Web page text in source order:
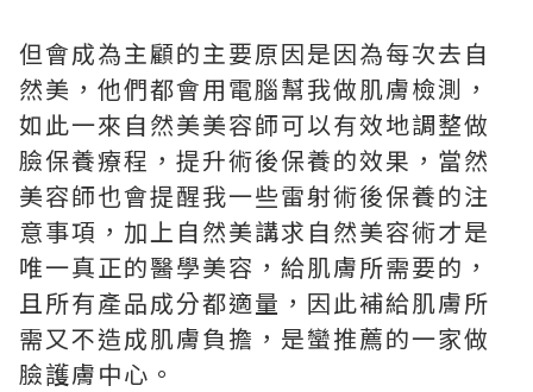
但會成為主顧的主要原因是因為每次去自
然美，他們都會用電腦幫我做肌膚檢測，
如此一來自然美美容師可以有效地調整做
臉保養療程，提升術後保養的效果，當然
美容師也會提醒我一些雷射術後保養的注
意事項，加上自然美講求自然美容術才是
唯一真正的醫學美容，給肌膚所需要的，
且所有產品成分都適量，因此補給肌膚所
需又不造成肌膚負擔，是蠻推薦的一家做
臉護膚中心。